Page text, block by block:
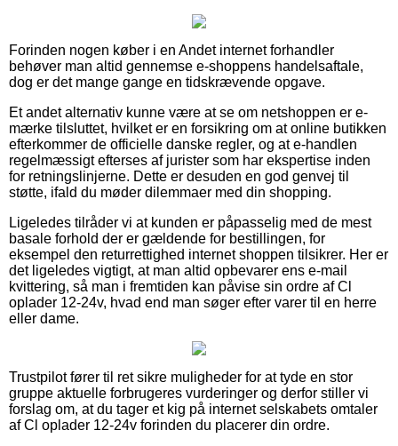
Forinden nogen køber i en Andet internet forhandler
behøver man altid gennemse e-shoppens handelsaftale,
dog er det mange gange en tidskrævende opgave.
Et andet alternativ kunne være at se om netshoppen er e-
mærke tilsluttet, hvilket er en forsikring om at online butikken
efterkommer de officielle danske regler, og at e-handlen
regelmæssigt efterses af jurister som har ekspertise inden
for retningslinjerne. Dette er desuden en god genvej til
støtte, ifald du møder dilemmaer med din shopping.
Ligeledes tilråder vi at kunden er påpasselig med de mest
basale forhold der er gældende for bestillingen, for
eksempel den returrettighed internet shoppen tilsikrer. Her er
det ligeledes vigtigt, at man altid opbevarer ens e-mail
kvittering, så man i fremtiden kan påvise sin ordre af Cl
oplader 12-24v, hvad end man søger efter varer til en herre
eller dame.
Trustpilot fører til ret sikre muligheder for at tyde en stor
gruppe aktuelle forbrugeres vurderinger og derfor stiller vi
forslag om, at du tager et kig på internet selskabets omtaler
af Cl oplader 12-24v forinden du placerer din ordre.